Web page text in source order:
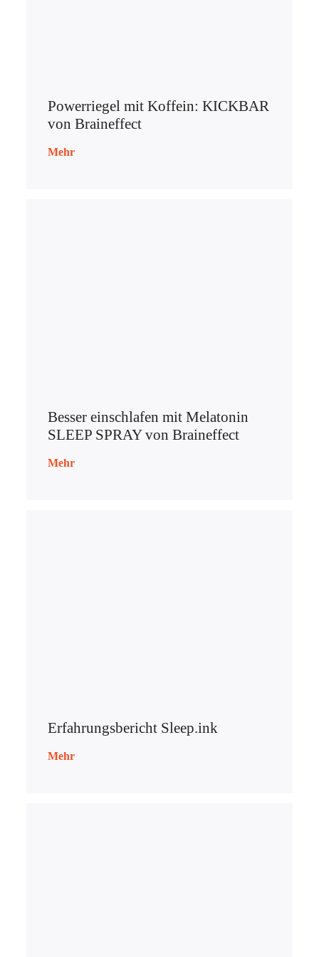
Powerriegel mit Koffein: KICKBAR
von Braineffect
Mehr
Besser einschlafen mit Melatonin
SLEEP SPRAY von Braineffect
Mehr
Erfahrungsbericht Sleep.ink
Mehr